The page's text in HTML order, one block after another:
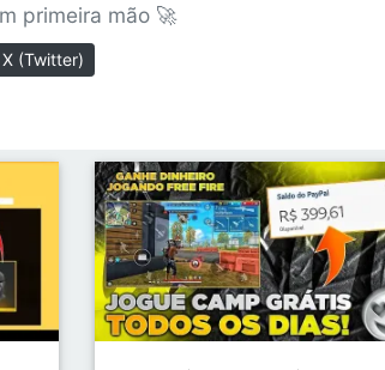
primeira mão 🚀
(Twitter)